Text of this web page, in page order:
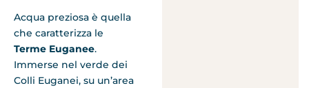
Acqua preziosa è quella
che caratterizza le
Terme Euganee.
Immerse nel verde dei
Colli Euganei, su un’area